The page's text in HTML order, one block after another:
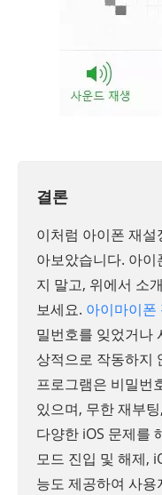
결론
이처럼 아이폰 재
아보았습니다. 아
지 말고, 위에서 소
보세요. 아이마이
밀번호를 잊었거나
상적으로 작동하지
프로그램은 비밀번
있으며, 무한 재부
다양한 iOS 문제를
모드 진입 및 해제,
능도 제공하여 사